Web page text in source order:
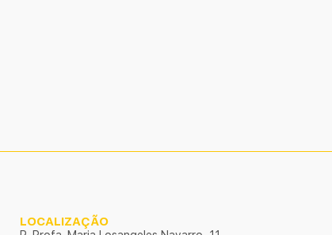
LOCALIZAÇÃO